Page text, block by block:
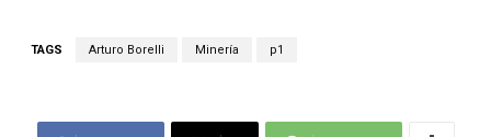
TAGS Arturo Borelli Minería p1